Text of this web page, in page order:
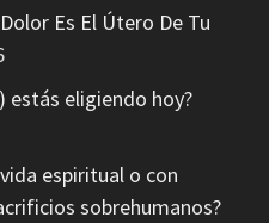
Es El Útero De Tu
estás eligiendo hoy?
espiritual o con
sobrehumanos?